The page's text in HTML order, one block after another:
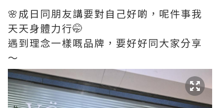
🌸成日同朋友講要對自己好啲，呢件事我
天天身體力行🤭
遇到理念一樣嘅品牌，要好好同大家分享
～